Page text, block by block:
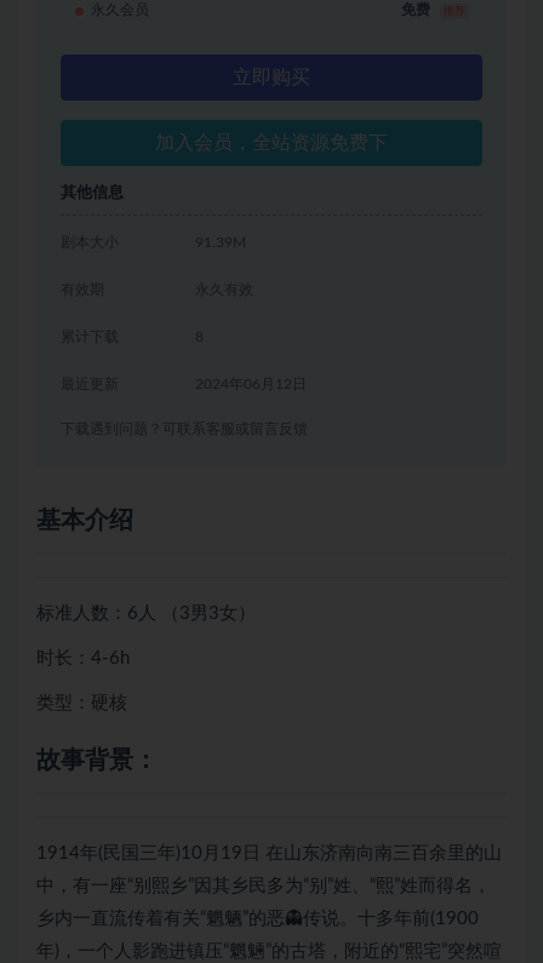
永久会员 免费
立即购买
加入会员，全站资源免费下
其他信息
剧本大小 91.39M
有效期 永久有效
累计下载 8
2024年06月12日
下载遇到问题？可联系客服或留言反馈
基本介绍
标准人数：6人 （3男3女）
时长：4-6h
类型：硬核
故事背景：
1914年(民国三年)10月19日 在山东济南向南三百余里的山
中，有一座“别熙乡”因其乡民多为“别”姓、“熙”姓而得名，
乡内一直流传着有关“魍魉”的恶👻传说。十多年前(1900
年)，一个人影跑进镇压“魍魎”的古塔，附近的“熙宅”突然喧